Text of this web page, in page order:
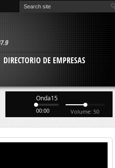
DIRECTORIO DE EMPRESAS
Onda15
00:00 Volume: 50